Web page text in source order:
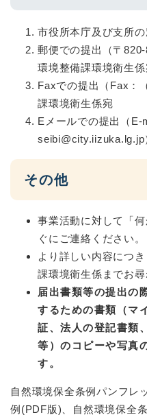
市役所本庁及び支所
郵便での提出（〒
環境整備課環境衛生
Faxでの提出（Fax：
課環境衛生係宛
Eメールでの提出（E-
その他
事業活動に対して「
ぐにご連絡ください。
より詳しい内容につ
課環境衛生係までお尋
届出書類等の提出の
するための書類（マ
証、法人の登記書類
等）のコピーや写真
す。
自然環境保全条例パンフレ
例(PDF版)、自然環境保全